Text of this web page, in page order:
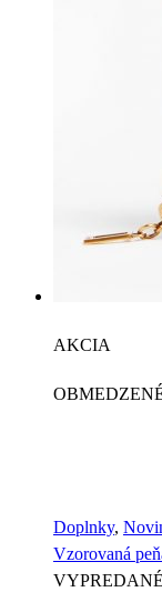
AKCIA
Doplnky,
Vzorovaná